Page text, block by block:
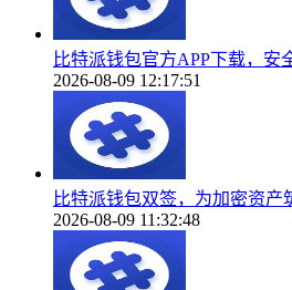
比特派钱包官方APP下载，安
2026-08-09 12:17:51
比特派钱包双签，为加密资产
2026-08-09 11:32:48